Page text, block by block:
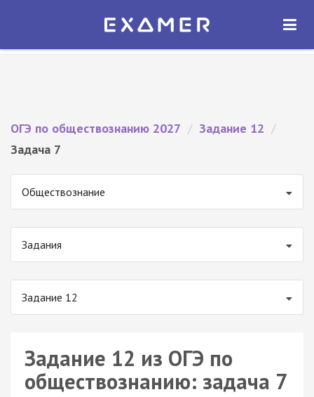
Экзамер — ЕГЭ 2027
ОТКРЫТЬ
ОГЭ по обществознанию 2027 / Задание 12 /
Задача 7
Обществознание
Задания
Задание 12
Задание 12 из ОГЭ по
обществознанию: задача 7